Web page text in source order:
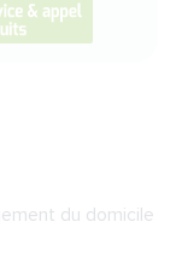
du domicile